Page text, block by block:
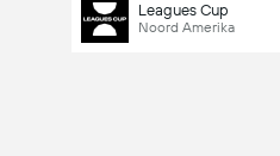
Leagues Cup
Noord Amerika